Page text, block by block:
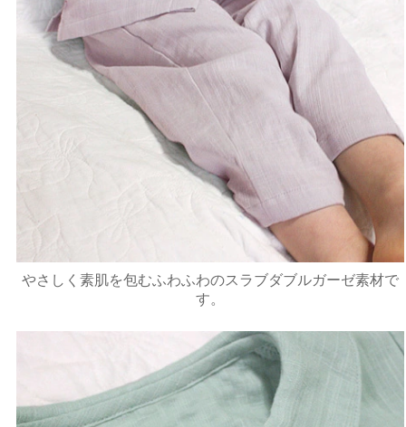
やさしく素肌を包むふわふわのスラブダブルガーゼ素材で
す。